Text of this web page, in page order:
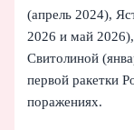
(апрель 2024),
2026 и май
Свитолиной
первой ракетки
поражениях.